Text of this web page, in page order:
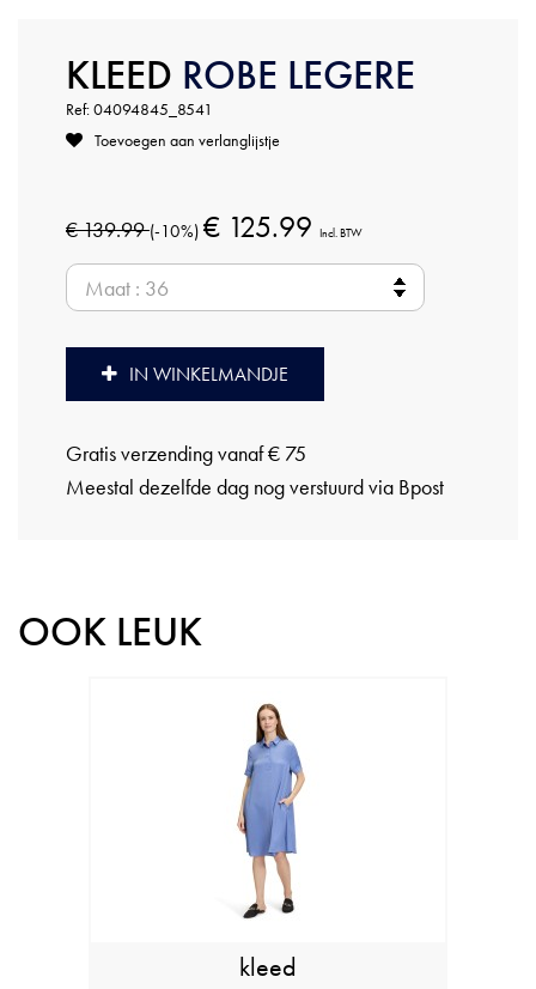
KLEED ROBE LEGERE
Ref: 04094845_8541
Toevoegen aan verlanglijstje
€ 139.99(-10%) € 125.99 Incl. BTW
IN WINKELMANDJE
Gratis verzending vanaf € 75
Meestal dezelfde dag nog verstuurd via Bpost
OOK LEUK
kleed